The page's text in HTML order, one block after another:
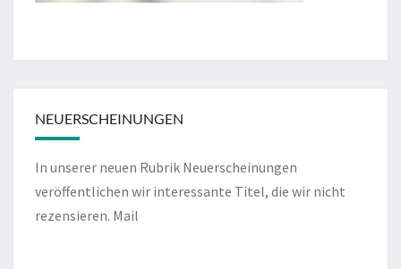
NEUERSCHEINUNGEN
In unserer neuen Rubrik Neuerscheinungen
veröffentlichen wir interessante Titel, die wir nicht
rezensieren. Mail